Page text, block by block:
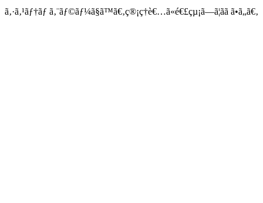
ã‚·ã‚¹ãƒ†ãƒ ã‚¨ãƒ©ãƒ¼ã§ã™ã€‚ç®¡ç†è€…ã«é€£çµ¡ã—ã¦ãã ã•ã„ã€‚